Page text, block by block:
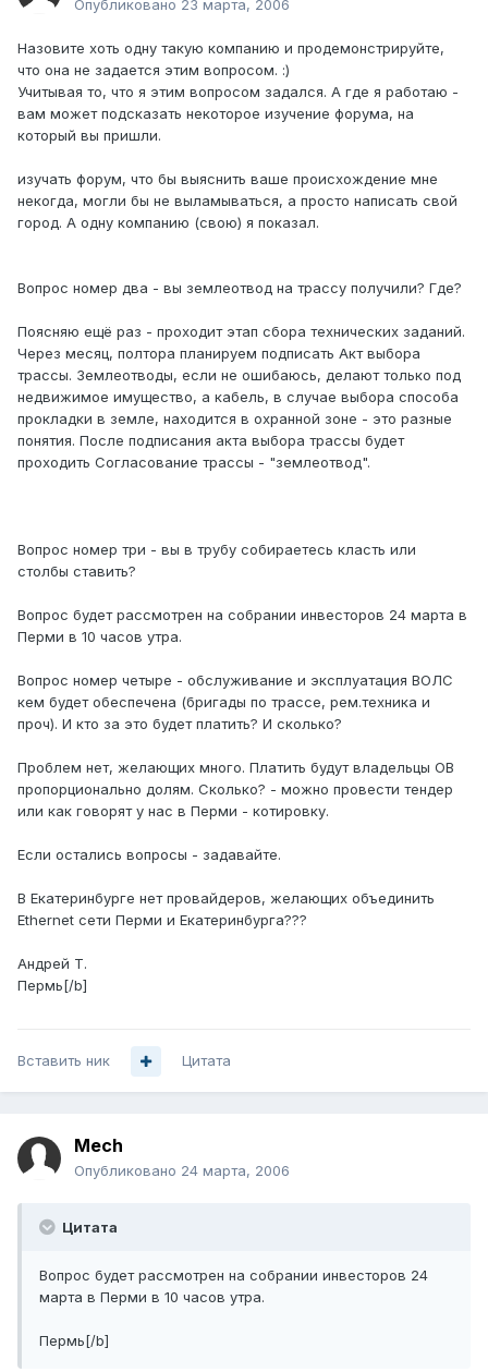
Опубликовано 23 марта, 2006
Назовите хоть одну такую компанию и продемонстрируйте,
что она не задается этим вопросом. :)
Учитывая то, что я этим вопросом задался. А где я работаю -
вам может подсказать некоторое изучение форума, на
который вы пришли.
изучать форум, что бы выяснить ваше происхождение мне
некогда, могли бы не выламываться, а просто написать свой
город. А одну компанию (свою) я показал.
Вопрос номер два - вы землеотвод на трассу получили? Где?
Поясняю ещё раз - проходит этап сбора технических заданий.
Через месяц, полтора планируем подписать Акт выбора
трассы. Землеотводы, если не ошибаюсь, делают только под
недвижимое имущество, а кабель, в случае выбора способа
прокладки в земле, находится в охранной зоне - это разные
понятия. После подписания акта выбора трассы будет
проходить Согласование трассы - "землеотвод".
Вопрос номер три - вы в трубу собираетесь класть или
столбы ставить?
Вопрос будет рассмотрен на собрании инвесторов 24 марта в
Перми в 10 часов утра.
Вопрос номер четыре - обслуживание и эксплуатация ВОЛС
кем будет обеспечена (бригады по трассе, рем.техника и
проч). И кто за это будет платить? И сколько?
Проблем нет, желающих много. Платить будут владельцы ОВ
пропорционально долям. Сколько? - можно провести тендер
или как говорят у нас в Перми - котировку.
Если остались вопросы - задавайте.
В Екатеринбурге нет провайдеров, желающих объединить
Ethernet сети Перми и Екатеринбурга???
Андрей Т.
Пермь[/b]
Вставить ник Цитата
Mech
Опубликовано 24 марта, 2006
Цитата
Вопрос будет рассмотрен на собрании инвесторов 24
марта в Перми в 10 часов утра.
Пермь[/b]